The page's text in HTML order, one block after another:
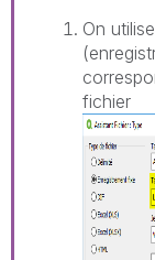
On
fichier